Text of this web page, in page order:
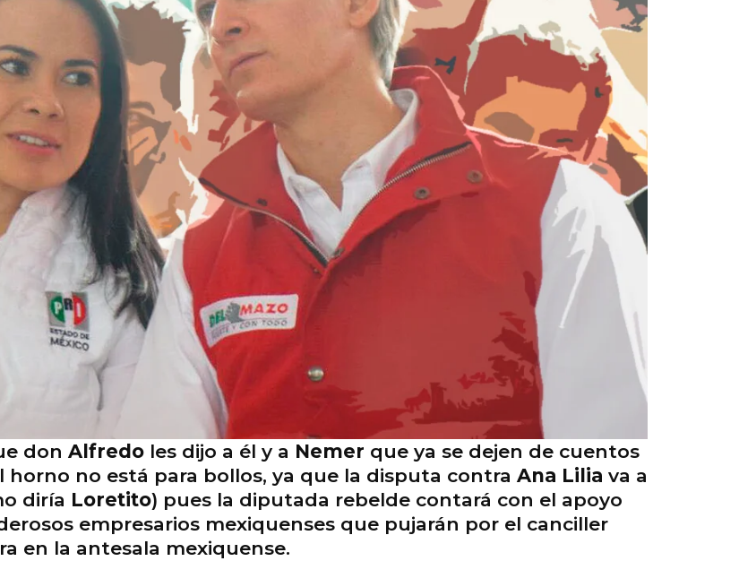
don Alfredo les dijo a él y a Nemer que ya se dejen de cuentos
horno no está para bollos, ya que la disputa contra Ana Lilia va a
diría Loretito) pues la diputada rebelde contará con el apoyo
empresarios mexiquenses que pujarán por el canciller
en la antesala mexiquense.